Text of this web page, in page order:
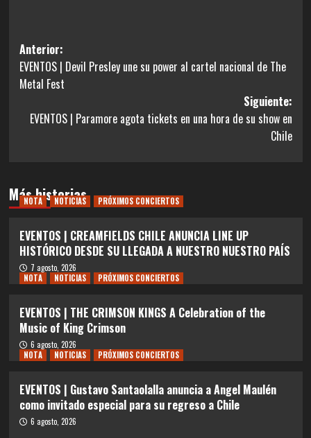
Navegación
de
entradas
Anterior:
EVENTOS | Devil Presley une su power al cartel nacional de The
Metal Fest
Siguiente:
EVENTOS | Paramore agota tickets en una hora de su show en
Chile
Más historias
NOTA NOTICIAS PRÓXIMOS CONCIERTOS
EVENTOS | CREAMFIELDS CHILE ANUNCIA LINE UP
HISTÓRICO DESDE SU LLEGADA A NUESTRO NUESTRO PAÍS
7 agosto, 2026
NOTA
NOTICIAS PRÓXIMOS CONCIERTOS
EVENTOS | THE CRIMSON KINGS A Celebration of the
Music of King Crimson
6 agosto, 2026
NOTA
NOTICIAS PRÓXIMOS CONCIERTOS
EVENTOS | Gustavo Santaolalla anuncia a Angel Maulén
como invitado especial para su regreso a Chile
6 agosto, 2026